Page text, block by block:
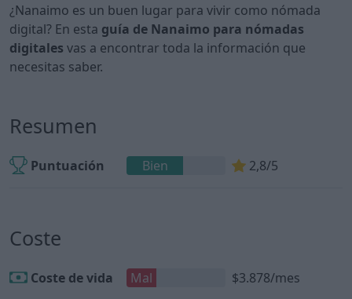
¿Nanaimo es un buen lugar para vivir como nómada
digital? En esta guía de Nanaimo para nómadas
digitales vas a encontrar toda la información que
necesitas saber.
Resumen
Puntuación Bien 2,8/5
Coste
Coste de vida Mal $3.878/mes